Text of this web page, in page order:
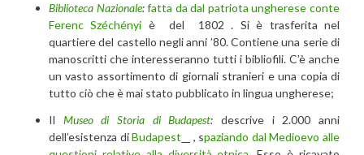
Biblioteca Nazionale:fatta da dal patriota ungherese conte
Ferenc Széchényi è del 1802 . Si è trasferita nel
quartiere del castello negli anni ’80. Contiene una serie di
manoscritti che interesseranno tutti i bibliofili. C’è anche
un vasto assortimento di giornali stranieri e una copia di
tutto ciò che è mai stato pubblicato in lingua ungherese;
Il Museo di Storia di Budapest: descrive i 2.000 anni
dell’esistenza diBudapest , spaziando dal Medioevo alle